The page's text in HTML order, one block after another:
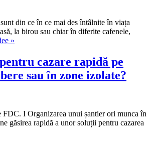
din ce în ce mai des întâlnite în viața
la birou sau chiar în diferite cafenele,
»
cazare rapidă pe
sau în zone izolate?
FDC. I Organizarea unui șantier ori munca în
găsirea rapidă a unor soluții pentru cazarea